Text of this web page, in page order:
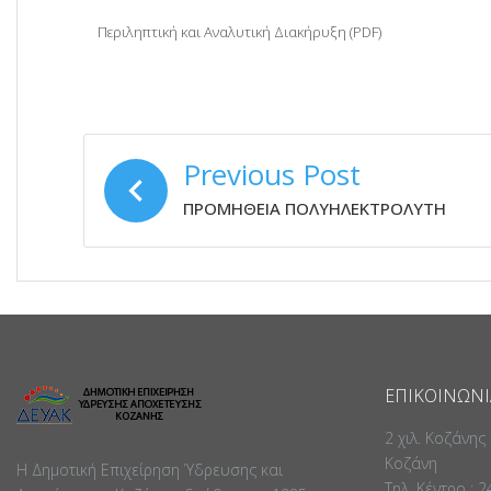
Περιληπτική και Αναλυτική Διακήρυξη (PDF)
ΠΛΟΉΓΗΣΗ
ΆΡΘΡΩΝPrevious Post
ΠΡΟΜΗΘΕΙΑ ΠΟΛΥΗΛΕΚΤΡΟΛΥΤΗ
Η Δημοτική Επιχείρηση Ύδρευσης και
2 χιλ.
Κοζάνη